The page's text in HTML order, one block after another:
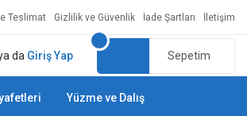
Teslimat Gizlilik ve Güvenlik İade Şartları İletişim
da Giriş Yap Sepetim
Yüzme ve Dalış